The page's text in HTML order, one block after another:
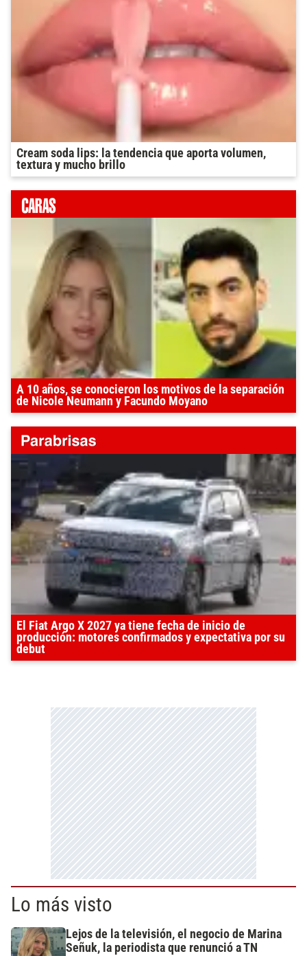
Cream soda lips: la tendencia que aporta volumen,
textura y mucho brillo
A 10 años, se conocieron los motivos de la separación
de Nicole Neumann y Facundo Moyano
El Fiat Argo X 2027 ya tiene fecha de inicio de
producción: motores confirmados y expectativa por su
debut
Lo más visto
Lejos de la televisión, el negocio de Marina
Señuk, la periodista que renunció a TN